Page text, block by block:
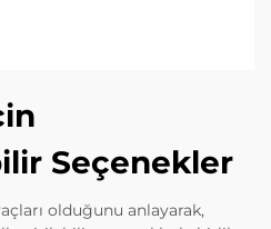
Seçenekler
olduğunu anlayarak,